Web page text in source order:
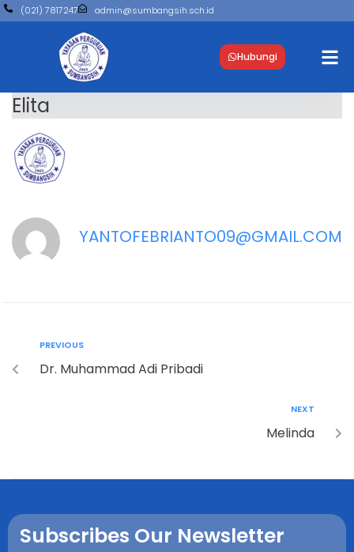
(021) 7817247 admin@sumbangsih.sch.id
Hubungi
Elita
YANTOFEBRIANTO09@GMAIL.COM
PREVIOUS
Dr. Muhammad Adi Pribadi
NEXT
Melinda
Subscribes Our Newsletter